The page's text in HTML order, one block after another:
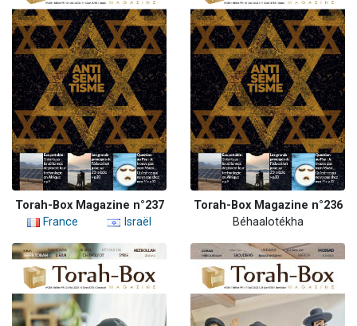
Torah-Box Magazine n°237
France
Israël
Torah-Box Magazine n°236
Béhaalotékha